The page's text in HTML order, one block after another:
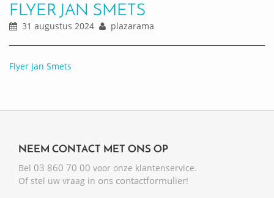
FLYER JAN SMETS
31 augustus 2024 plazarama
Flyer Jan Smets
NEEM CONTACT MET ONS OP
Bel 03 860 70 00 voor onze klantenservice.
Of stel uw vraag in ons contactformulier!